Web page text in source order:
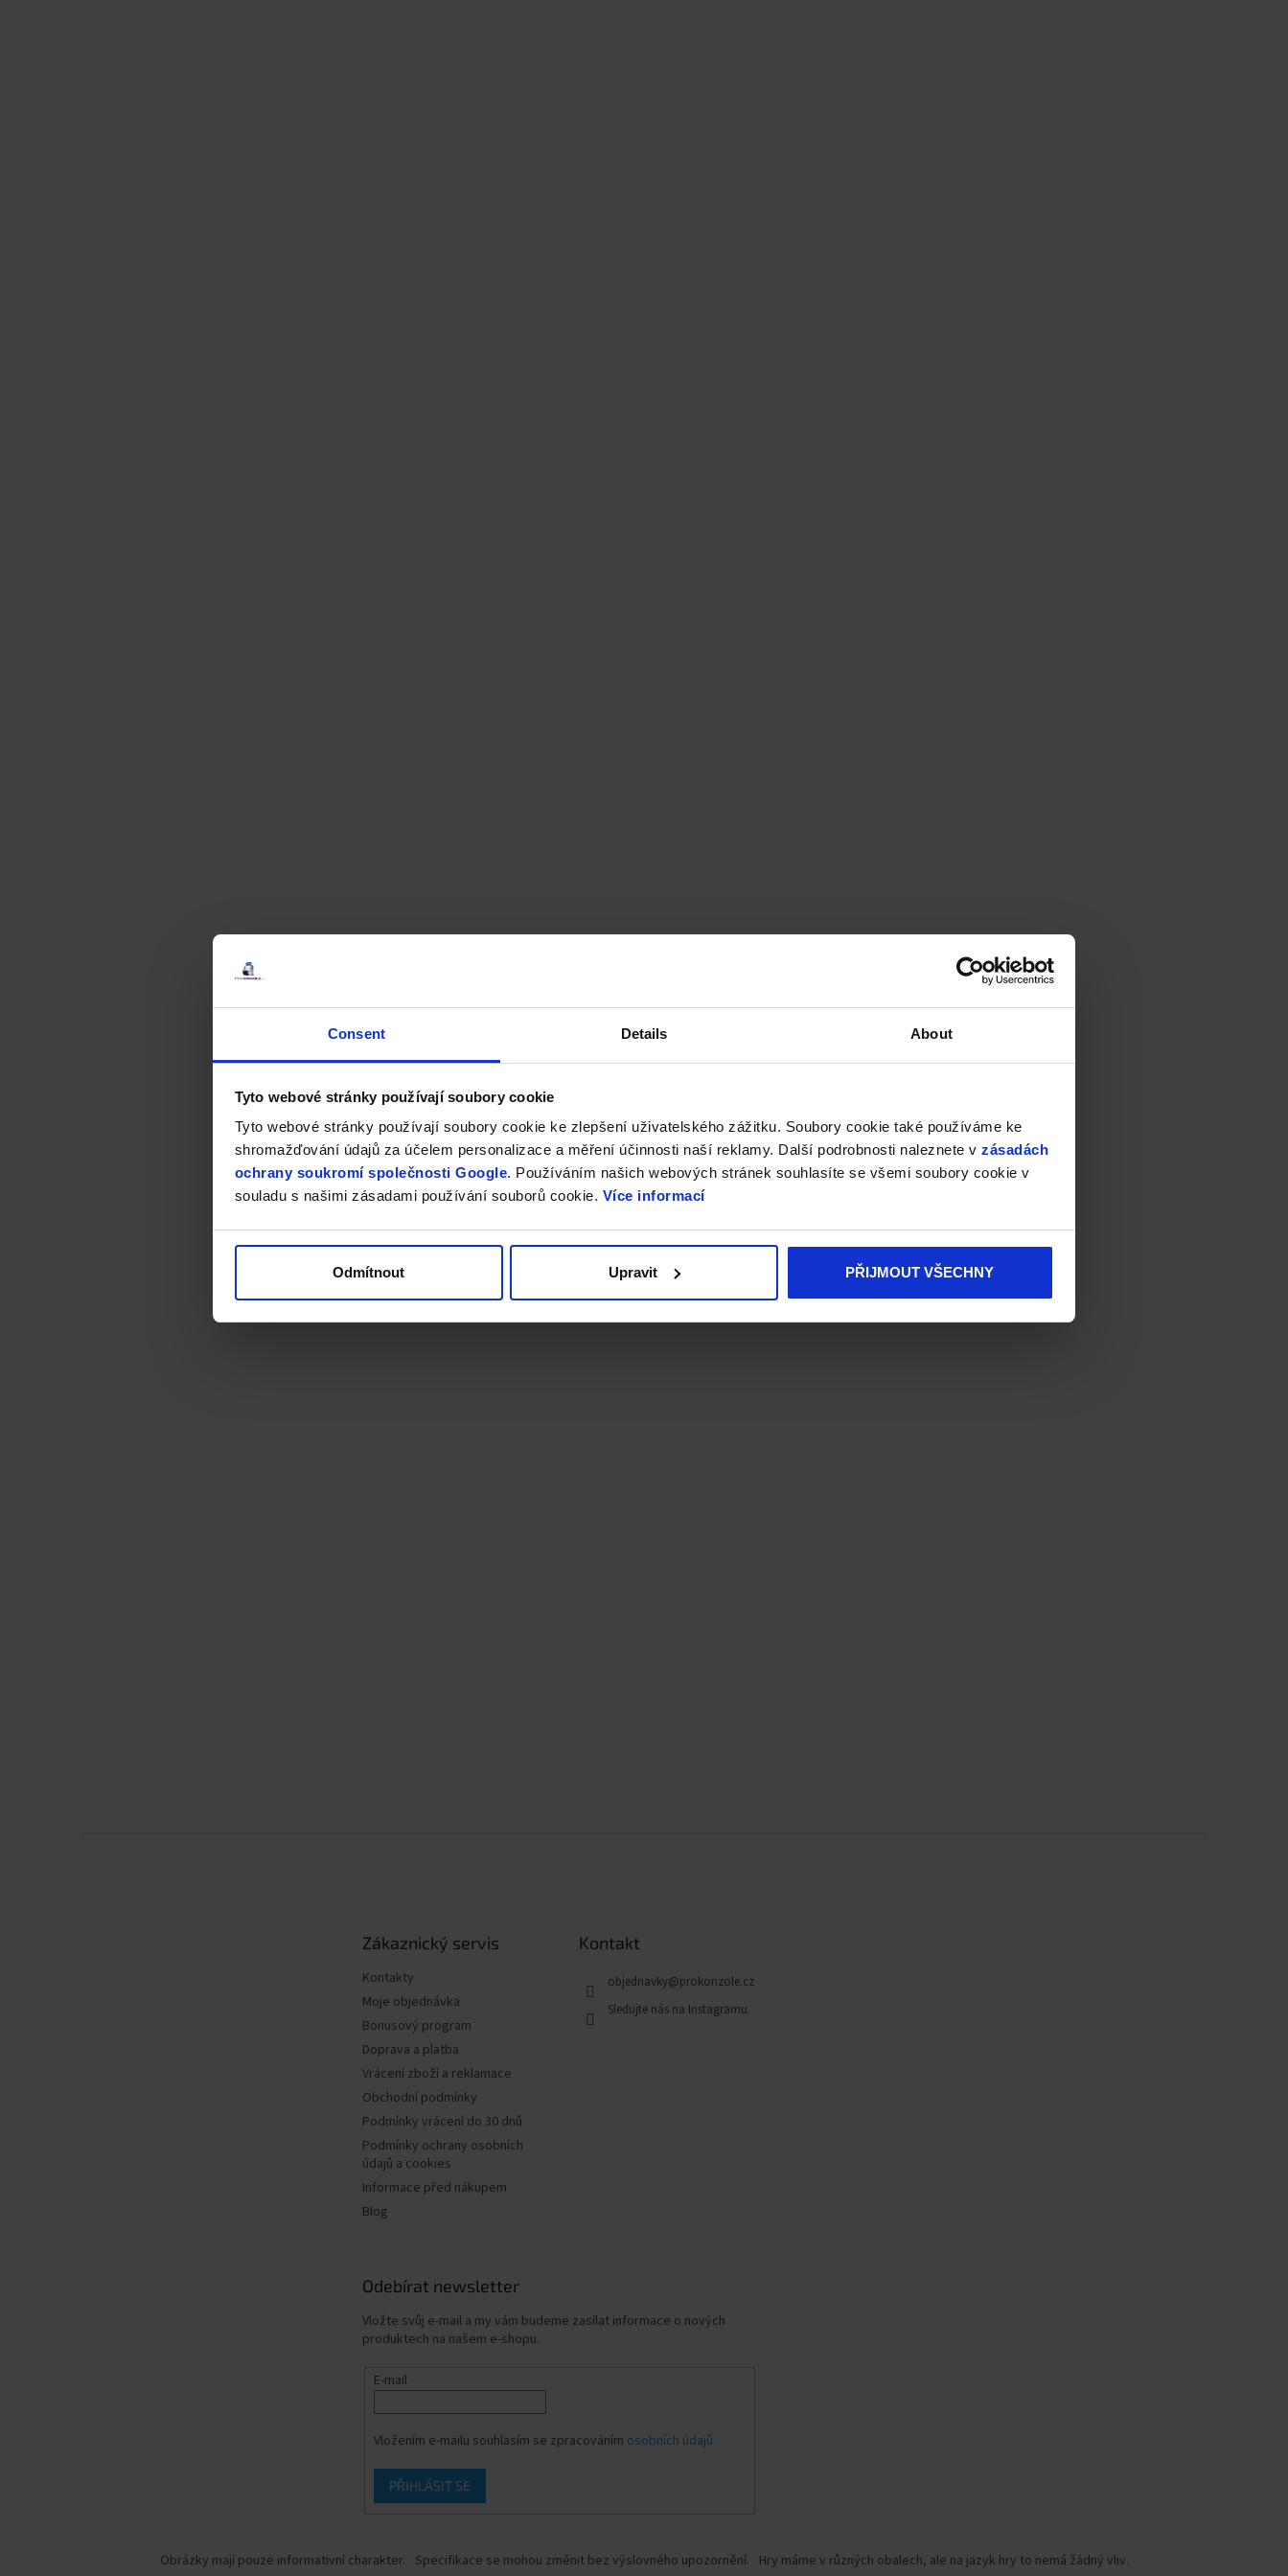
Consent Details About
Tyto webové stránky používají soubory cookie
Tyto webové stránky používají soubory cookie ke zlepšení uživatelského zážitku. Soubory cookie také používáme ke
shromažďování údajů za účelem personalizace a měření účinnosti naší reklamy. Další podrobnosti naleznete v zásadách
ochrany soukromí společnosti Google. Používáním našich webových stránek souhlasíte se všemi soubory cookie v
souladu s našimi zásadami používání souborů cookie. Více informací
Odmítnout Upravit PŘIJMOUT VŠECHNY
Zákaznický servis
Kontakty
Moje objednávka
Bonusový program
Doprava a platba
Vrácení zboží a reklamace
Obchodní podmínky
Podmínky vrácení do 30 dnů
Podmínky ochrany osobních
údajů a cookies
Informace před nákupem
Blog
Kontakt
objednavky@prokonzole.cz
Odebírat newsletter
Vložte svůj e-mail a my vám budeme zasílat informace o nových
produktech na našem e-shopu.
E-mail
Vložením e-mailu souhlasím se zpracováním osobních údajů
PŘIHLÁSIT SE
Obrázky mají pouze informativní charakter. Specifikace se mohou změnit bez výslovného upozornění. Hry máme v různých obalech, ale na jazyk hry to nemá žádný vliv.